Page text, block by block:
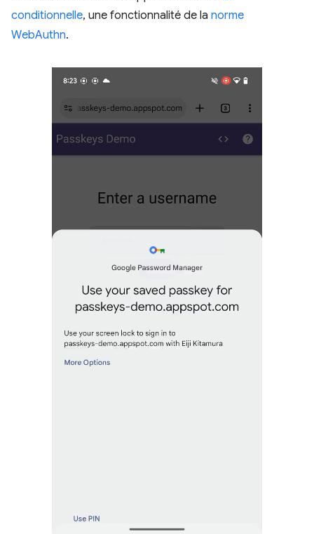
conditionnelle, une fonctionnalité de la norme
WebAuthn.